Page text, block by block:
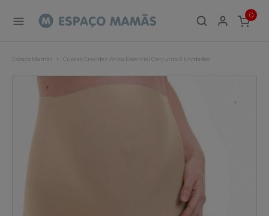
0
ITEMS
Espaço Mamãs Cuecas Gravidez Anita Essential Conjunto 2 Unidades